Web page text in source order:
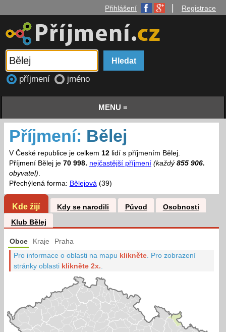
Přihlášení Registrace
příjmení jméno
MENU ≡
Příjmení: Bělej
V České republice je celkem 12lidí s příjmením Bělej.
Příjmení Bělej je 70 998. nejčastější příjmení (každý 855 906.
obyvatel).
Přechýlená forma: Bělejová(39)
Kde žijí Kdy se narodili Původ
Osobnosti
Klub Bělej
Obce Kraje Praha
Pro informace o oblasti na mapu klikněte Pro zobrazení
stránky oblasti klikněte 2x.